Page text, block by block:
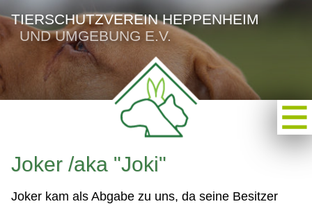
TIERSCHUTZVEREIN HEPPENHEIM
UND UMGEBUNG E.V.
Joker /aka "Joki"
Joker kam als Abgabe zu uns, da seine Besitzer